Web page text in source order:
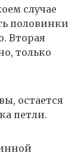
случае
половинки
Вторая
только
остается
петли.